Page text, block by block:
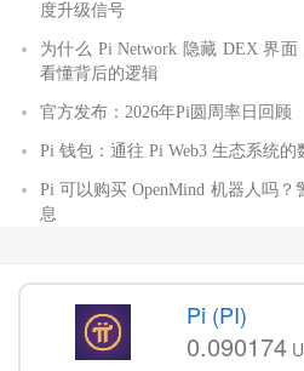
度升级信号
为什么 Pi Network 隐藏 DEX 界
看懂背后的逻辑
官方发布：2026年Pi圆周率日回顾
Pi 钱包：通往 Pi Web3 生态系统的
Pi 可以购买 OpenMind 机器人吗
息
Pi (PI)
0.090174